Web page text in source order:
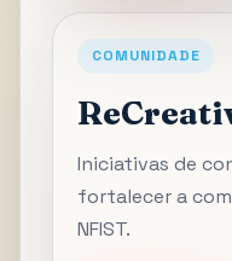
COMUNIDADE
Iniciativas de
fortalecer a
NFIST.